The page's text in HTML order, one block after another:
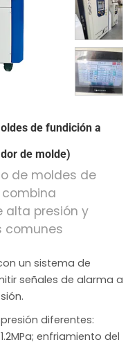
de fundición a
de molde)
de moldes de
alta presión y
comunes
un sistema de
señales de alarma a
diferentes:
enfriamiento del